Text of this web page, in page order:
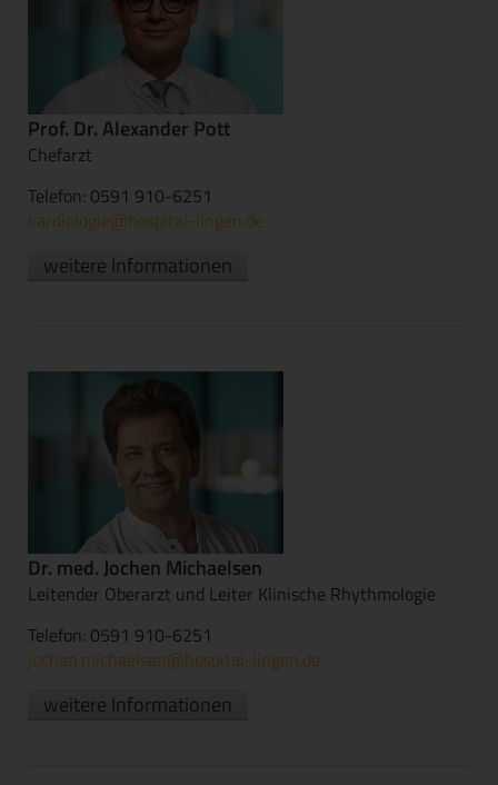
Prof. Dr. Alexander Pott
Chefarzt
Telefon: 0591 910-6251
kardiologie@hospital-lingen.de
weitere Informationen
Dr. med. Jochen Michaelsen
Leitender Oberarzt und Leiter Klinische Rhythmologie
Telefon: 0591 910-6251
jochen.michaelsen@hospital-lingen.de
weitere Informationen